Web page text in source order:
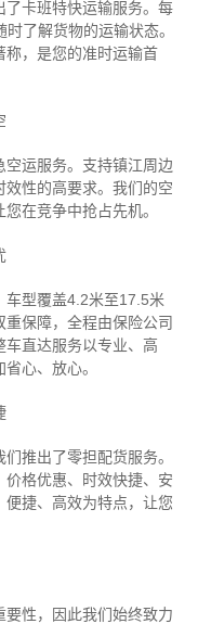
了卡班特快运输服务。每
了解货物的运输状态。
称，是您的准时运输首
运服务。支持镇江周边
性的高要求。我们的空
在竞争中抢占先机。
车型覆盖4.2米至17.5米
保障，全程由保险公司
车直达服务以专业、高
心、放心。
推出了零担配货服务。
格优惠、时效快捷、安
捷、高效为特点，让您
性，因此我们始终致力